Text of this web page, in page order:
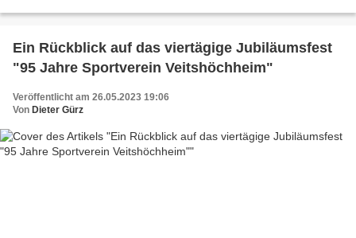
Ein Rückblick auf das viertägige Jubiläumsfest
"95 Jahre Sportverein Veitshöchheim"
Veröffentlicht am 26.05.2023 19:06
Von Dieter Gürz